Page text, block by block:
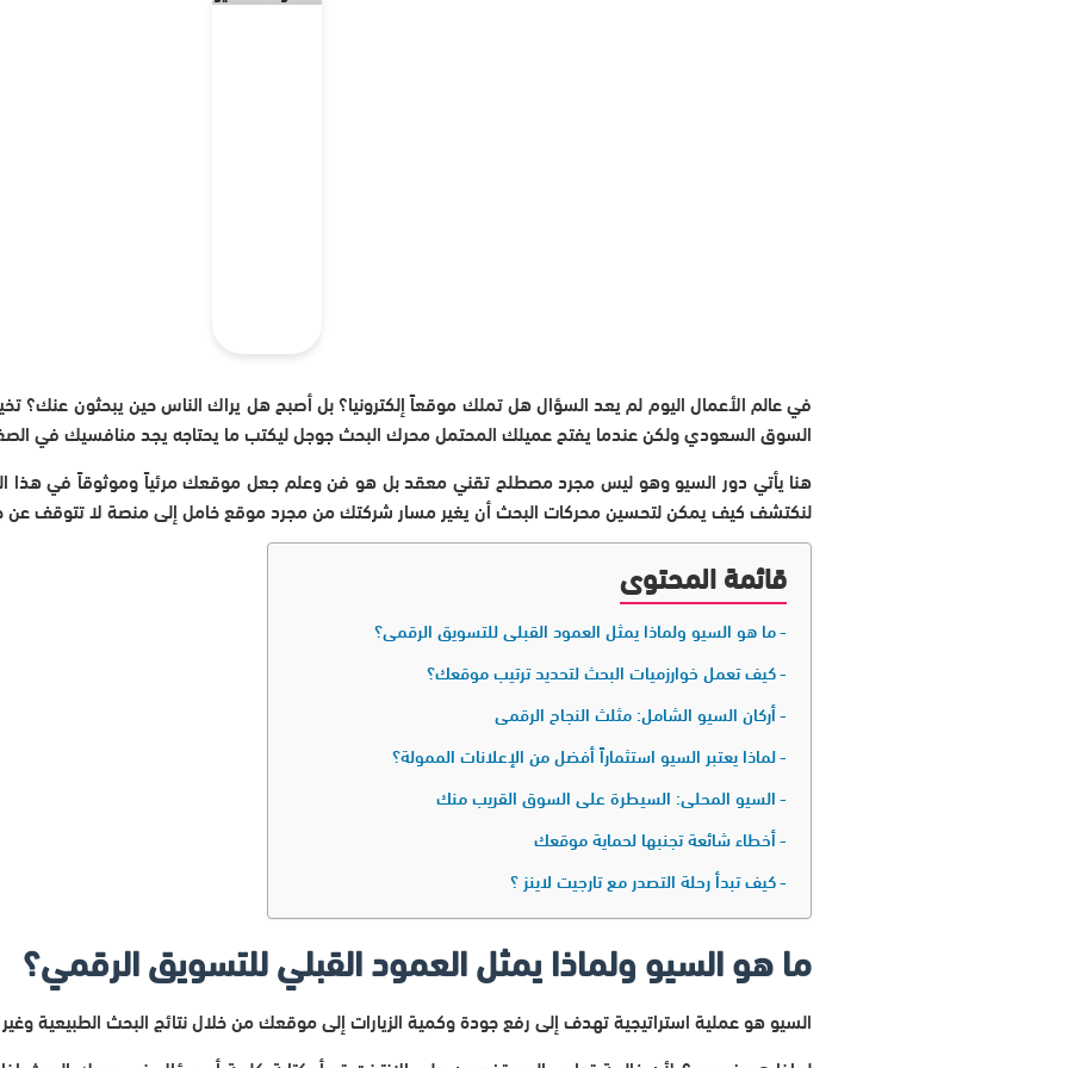
في عالم الأعمال اليوم لم يعد السؤال هل تملك موقعاً إلكترونيا؟ بل أصبح هل يراك الناس حين يبحثون
السوق السعودي ولكن عندما يفتح عميلك المحتمل محرك البحث جوجل ليكتب ما يحتاجه يجد منافسيك في
هنا يأتي دور السيو وهو ليس مجرد مصطلح تقني معقد بل هو فن وعلم جعل موقعك مرئياً وموثوقاً في هذا
لنكتشف كيف يمكن لتحسين محركات البحث أن يغير مسار شركتك من مجرد موقع خامل إلى منصة لا تتوقف عن
قائمة المحتوى
ما هو السيو ولماذا يمثل العمود القبلي للتسويق الرقمي؟
كيف تعمل خوارزميات البحث لتحديد ترتيب موقعك؟
أركان السيو الشامل: مثلث النجاح الرقمي
لماذا يعتبر السيو استثماراً أفضل من الإعلانات الممولة؟
السيو المحلي: السيطرة على السوق القريب منك
أخطاء شائعة تجنبها لحماية موقعك
كيف تبدأ رحلة التصدر مع تارجيت لاينز ؟
ما هو السيو ولماذا يمثل العمود القبلي للتسويق الرقمي؟
السيو هو عملية استراتيجية تهدف إلى رفع جودة وكمية الزيارات إلى موقعك من خلال نتائج البحث الطبيعية